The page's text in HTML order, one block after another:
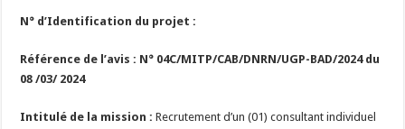
N° d’Identification du projet :
Référence de l’avis : N° 04C/MITP/CAB/DNRN/UGP-BAD/2024 du
08 /03/ 2024
Intitulé de la mission : Recrutement d’un (01) consultant individuel